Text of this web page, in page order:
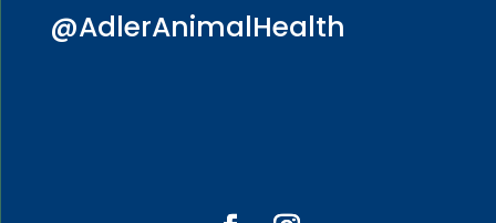
@AdlerAnimalHealth